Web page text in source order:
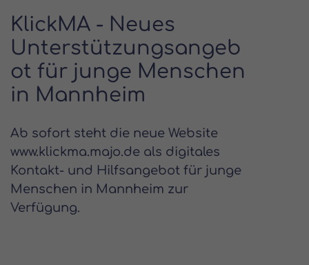
KlickMA - Neues
Unterstützungsangeb
ot für junge Menschen
in Mannheim
Ab sofort steht die neue Website
www.klickma.majo.de als digitales
Kontakt- und Hilfsangebot für junge
Menschen in Mannheim zur
Verfügung.